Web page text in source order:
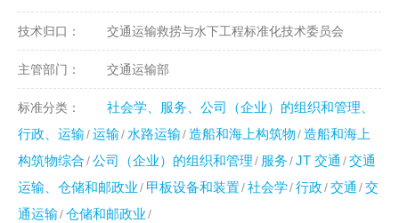
技术归口： 交通运输救捞与水下工程标准化技术委员会
主管部门： 交通运输部
标准分类：
社会学、服务、公司（企业）的组织和管理、
行政、运输 运输 水路运输 造船和海上构筑物 造船和海上
构筑物综合 公司（企业）的组织和管理 服务 JT 交通
交通
运输、仓储和邮政业
甲板设备和装置 社会学 行政 交通
交
通运输 仓储和邮政业